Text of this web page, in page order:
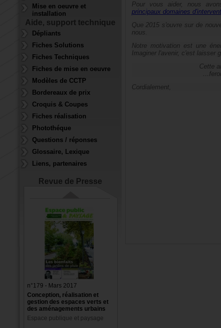
Mise en oeuvre et
installation
Aide, support technique
Dépliants
Fiches Solutions
Fiches Techniques
Fiches de mise en oeuvre
Modèles de CCTP
Bordereaux de prix
Croquis & Coupes
Fiches réalisation
Photothéque
Questions / réponses
Glossaire, Lexique
Liens, partenaires
Revue de Presse
n°179 - Mars 2017
Conception, réalisation et
gestion des espaces verts et
des aménagements urbains
Espace publique et paysage
Pour vous aider, nous
principaux domaines
Que 2015 s'ouvre sur de
nous.
Notre motivation est une
Imaginer l'avenir, c'est laisser
Cette
Cordialement,